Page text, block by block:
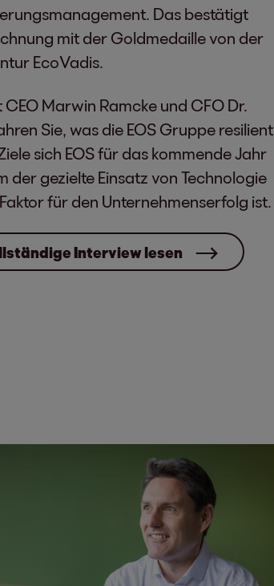
Das bestätigt
mit der Goldmedaille von der
EcoVadis.
Marwin Ramcke und CFO Dr.
Sie, was die EOS Gruppe resilient
sich EOS für das kommende Jahr
der gezielte Einsatz von Technologie
für den Unternehmenserfolg ist.
Interview lesen